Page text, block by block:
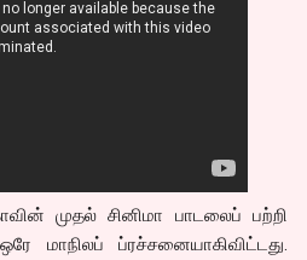
முதல் சினிமா பாடலைப் பற்றி
மாநிலப் ப்ரச்சனையாகிவிட்டது.